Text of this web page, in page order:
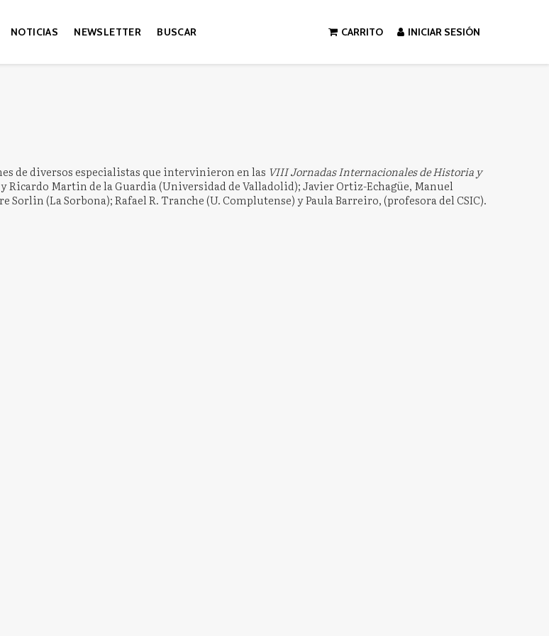
NOTICIAS NEWSLETTER BUSCAR CARRITO INICIAR SESIÓN
de diversos especialistas que intervinieron en las VIII Jornadas Internacionales de Historia y
Ricardo Martin de la Guardia (Universidad de Valladolid); Javier Ortiz-Echagüe, Manuel
(La Sorbona); Rafael R. Tranche (U. Complutense) y Paula Barreiro, (profesora del CSIC).